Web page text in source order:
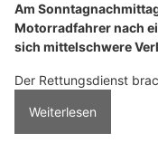
Am
Motorradfahrer nach
sich mittelschwere
Der Rettungsdienst
Weiterlesen